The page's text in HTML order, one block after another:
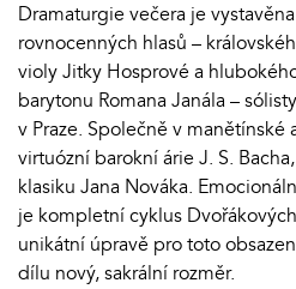
Dramaturgie večera je
rovnocenných hlasů –
violy Jitky Hosprové a
barytonu Romana Janála –
v Praze. Společně v manětínské
virtuózní barokní árie J. S.
klasiku Jana Nováka.
je kompletní cyklus Dvořákových
unikátní úpravě pro toto
dílu nový, sakrální rozměr.